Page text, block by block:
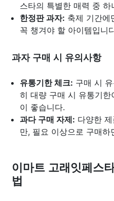
스타의 특별한 매력 중 하
한정판 과자: 축제 기간에
꼭 챙겨야 할 아이템입니
과자 구매 시 유의사항
유통기한 체크: 구매 시
히 대량 구매 시 유통기
이 좋습니다.
과다 구매 자제: 다양한
만, 필요 이상으로 구매
이마트 고래잇페스
법